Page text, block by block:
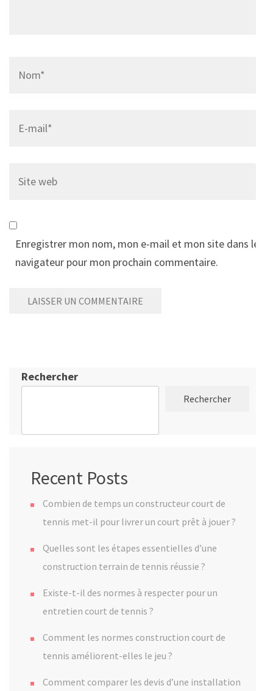
web
Enregistrer mon nom, mon e-mail et mon site dans le
navigateur pour mon prochain commentaire.
Rechercher
Rechercher
Recent Posts
Combien de temps un constructeur court de
tennis met-il pour livrer un court prêt à jouer ?
Quelles sont les étapes essentielles d’une
construction terrain de tennis réussie ?
Existe-t-il des normes à respecter pour un
entretien court de tennis ?
Comment les normes construction court de
tennis améliorent-elles le jeu ?
Comment comparer les devis d’une installation